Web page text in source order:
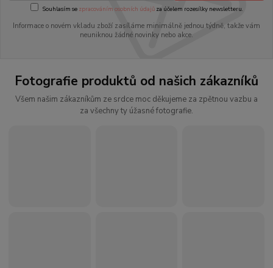
Souhlasím se zpracováním osobních údajůza účelem rozesílky newsletteru.
Informace o novém vkladu zboží zasíláme minimálně jednou týdně, takže vám
neuniknou žádné novinky nebo akce.
Fotografie produktů od našich zákazníků
Všem našim zákazníkům ze srdce moc děkujeme za zpětnou vazbu a
za všechny ty úžasné fotografie.